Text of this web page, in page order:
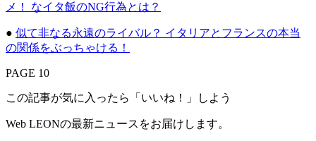
メ！ なイタ飯のNG行為とは？
● 似て非なる永遠のライバル？ イタリアとフランスの本当
の関係をぶっちゃける！
PAGE 10
この記事が気に入ったら「いいね！」しよう
Web LEONの最新ニュースをお届けします。